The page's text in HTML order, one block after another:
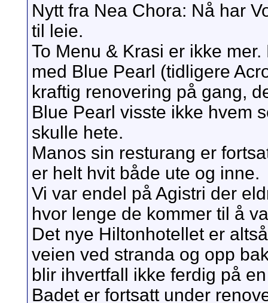
Nytt fra Nea Chora: Nå har
til leie.
To Menu & Krasi er ikke
med Blue Pearl (tidligere
kraftig renovering på gang,
Blue Pearl visste ikke hvem
skulle hete.
Manos sin resturang er
er helt hvit både ute og inne.
Vi var endel på Agistri der
hvor lenge de kommer til å
Det nye Hiltonhotellet er
veien ved stranda og opp
blir ihvertfall ikke ferdig på
Badet er fortsatt under